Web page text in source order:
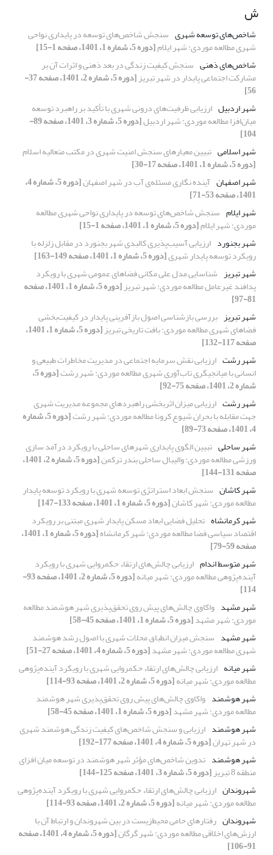
ش
شاخص‌های توسعه شهری سنجش شاخص‌های توسعه در پایداری نواحی
شهری مطالعه موردی: شهر ایلام[دوره 5، شماره 1، 1401، صفحه 1-15]
شاخص‌های ذهنی سنجش کیفیت زندگی در بعد ذهنی و اثرات آن بر
مشارکت اجتماعی پایدار در شهر تبریز [دوره 5، شماره 2، 1401، صفحه 37-
56]
شهر اردبیل ارزیابی ظرفیت‌های درونی شهری با تأکید بر راهبرد توسعه
میان‌افزا مطالعه موردی: شهر اردبیل [دوره 5، شماره 3، 1401، صفحه 89-
104]
شهر اسلامی تبیین معیارهای سنجش امنیت شهری در مکتب متعالیه اسلام
[دوره 5، شماره 1، 1401، صفحه 17-30]
شهر اصفهان آینده نگاری مسئله‌ی آب در شهر اصفهان [دوره 5، شماره 4،
1401، صفحه 53-71]
شهر ایلام سنجش شاخص‌های توسعه در پایداری نواحی شهری مطالعه
موردی: شهر ایلام[دوره 5، شماره 1، 1401، صفحه 1-15]
شهر بجنورد ارزیابی آسیب‌پذیری کالبدی شهر بجنورد در مقابل زلزله با
رویکرد توسعه پایدار شهری[دوره 5، شماره 1، 1401، صفحه 149-163]
شهر تبریز شناسایی مدل علی مکانی فضاهای عمومی شهری با رویکرد
پدافند غیرعامل مطالعه موردی: شهر تبریز [دوره 5، شماره 1، 1401، صفحه
81-97]
شهر تبریز بررسی بازشناسی اصول بازآفرینی پایدار در کیفیت‌بخشی
فضاهای شهری مطالعه موردی: بافت تاریخی تبریز [دوره 5، شماره 1، 1401،
صفحه 117-132]
شهر رشت ارزیابی نقش سرمایه اجتماعی در مدیریت مخاطرات طبیعی و
انسانی با میانجیگری تاب‌آوری شهری مطالعه موردی: شهر رشت [دوره 5،
شماره 2، 1401، صفحه 75-92]
شهر رشت ارزیابی میزان اثربخشی راهبردهای مجموعه مدیریت شهری
جهت مقابله با بحران شیوع کرونا مطالعه موردی: شهر رشت [دوره 5، شماره
4، 1401، صفحه 73-89]
شهر ساحلی تبیین الگوی پایداری شهرهای ساحلی با رویکرد درآمد سازی
ورزشی مطالعه موردی: والیبال ساحلی بندر ترکمن [دوره 5، شماره 2، 1401،
صفحه 131-144]
شهر کاشان سنجش ابعاد استراتژی توسعه شهری با رویکرد توسعه پایدار
مطالعه موردی: شهر کاشان[دوره 5، شماره 1، 1401، صفحه 133-147]
شهر کرمانشاه تحلیل فضایی ابعاد مسکن پایدار شهری مبتنی بر رویکرد
اقتصاد سیاسی فضا مطالعه موردی: شهر کرمانشاه [دوره 5، شماره 1، 1401،
صفحه 59-79]
شهر متوسط اندام ارزیابی چالش‌های ارتقاء حکمروایی شهری با رویکرد
آینده‌پژوهی مطالعه موردی: شهر میانه [دوره 5، شماره 2، 1401، صفحه 93-
114]
شهر مشهد واکاوی چالش‌های پیش روی تحقق‌پذیری شهر هوشمند مطالعه
موردی: شهر مشهد[دوره 5، شماره 1، 1401، صفحه 45-58]
شهر مشهد سنجش میزان انطباق محلات شهری با اصول رشد هوشمند
شهری مطالعه موردی: شهر مشهد[دوره 5، شماره 4، 1401، صفحه 27-51]
شهر میانه ارزیابی چالش‌های ارتقاء حکمروایی شهری با رویکرد آینده‌پژوهی
مطالعه موردی: شهر میانه[دوره 5، شماره 2، 1401، صفحه 93-114]
شهر هوشمند واکاوی چالش‌های پیش روی تحقق‌پذیری شهر هوشمند
مطالعه موردی: شهر مشهد[دوره 5، شماره 1، 1401، صفحه 45-58]
شهر هوشمند ارزیابی و سنجش شاخص‌های کیفیت زندگی هوشمند شهری
در شهر تهران[دوره 5، شماره 4، 1401، صفحه 177-192]
شهر هوشمند تدوین شاخص‌های مؤثر شهر هوشمند در توسعه میان افزای
منطقه 8 تبریز
[دوره 5، شماره 3، 1401، صفحه 125-144]
شهروندان ارزیابی چالش‌های ارتقاء حکمروایی شهری با رویکرد آینده‌پژوهی
مطالعه موردی: شهر میانه[دوره 5، شماره 2، 1401، صفحه 93-114]
شهروندان رفتارهای حامی محیط‌زیست در بین شهروندان و ارتباط آن با
ارزش‌های اخلاقی مطالعه موردی: شهر گرگان [دوره 5، شماره 4، 1401، صفحه
91-106]